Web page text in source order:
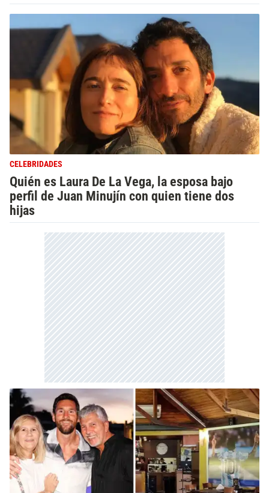
CELEBRIDADES
Quién es Laura De La Vega, la esposa bajo
perfil de Juan Minujín con quien tiene dos
hijas